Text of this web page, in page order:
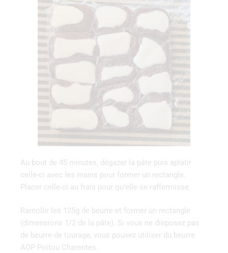
Au bout de 45 minutes, dégazer la pâte puis aplatir
celle-ci avec les mains pour former un rectangle.
Placer celle-ci au frais pour qu’elle se raffermisse.
Ramollir les 125g de beurre et former un rectangle
(dimensions 1/2 de la pâte). Si vous ne disposez pas
de beurre de tourage, vous pouvez utiliser du beurre
AOP Poitou Charentes.